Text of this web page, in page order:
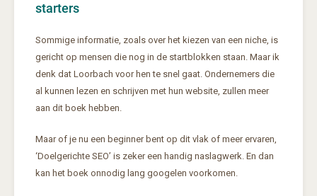
starters
Sommige informatie, zoals over het kiezen van een niche, is
gericht op mensen die nog in de startblokken staan. Maar ik
denk dat Loorbach voor hen te snel gaat. Ondernemers die
al kunnen lezen en schrijven met hun website, zullen meer
aan dit boek hebben.
Maar of je nu een beginner bent op dit vlak of meer ervaren,
‘Doelgerichte SEO’ is zeker een handig naslagwerk. En dan
kan het boek onnodig lang googelen voorkomen.